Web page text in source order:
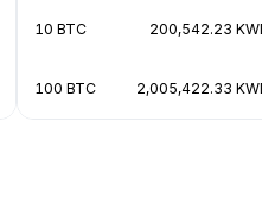
10 BTC 200,542.23
100 BTC 2,005,422.33